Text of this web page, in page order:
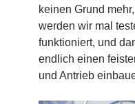
keinen Grund
werden wir mal
funktioniert, und
endlich einen
und Antrieb